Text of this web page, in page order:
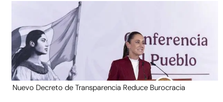
Nuevo Decreto de Transparencia Reduce Burocracia